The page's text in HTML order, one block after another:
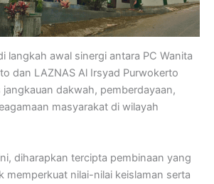
langkah awal sinergi antara PC Wanita
dan LAZNAS Al Irsyad Purwokerto
jangkauan dakwah, pemberdayaan,
masyarakat di wilayah
diharapkan tercipta pembinaan yang
memperkuat nilai-nilai keislaman serta